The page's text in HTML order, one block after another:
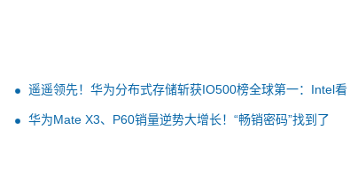
遥遥领先！华为分布式存储斩获IO500榜全球第一：Intel看
不见尾灯
华为Mate X3、P60销量逆势大增长！“畅销密码”找到了